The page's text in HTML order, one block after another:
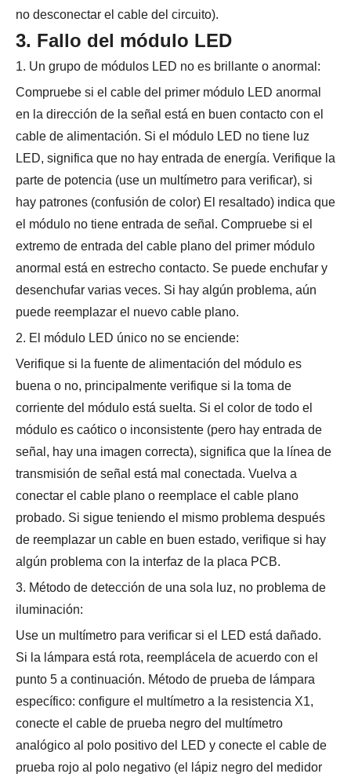
no desconectar el cable del circuito).
3. Fallo del módulo LED
1. Un grupo de módulos LED no es brillante o anormal:
Compruebe si el cable del primer módulo LED anormal
en la dirección de la señal está en buen contacto con el
cable de alimentación. Si el módulo LED no tiene luz
LED, significa que no hay entrada de energía. Verifique la
parte de potencia (use un multímetro para verificar), si
hay patrones (confusión de color) El resaltado) indica que
el módulo no tiene entrada de señal. Compruebe si el
extremo de entrada del cable plano del primer módulo
anormal está en estrecho contacto. Se puede enchufar y
desenchufar varias veces. Si hay algún problema, aún
puede reemplazar el nuevo cable plano.
2. El módulo LED único no se enciende:
Verifique si la fuente de alimentación del módulo es
buena o no, principalmente verifique si la toma de
corriente del módulo está suelta. Si el color de todo el
módulo es caótico o inconsistente (pero hay entrada de
señal, hay una imagen correcta), significa que la línea de
transmisión de señal está mal conectada. Vuelva a
conectar el cable plano o reemplace el cable plano
probado. Si sigue teniendo el mismo problema después
de reemplazar un cable en buen estado, verifique si hay
algún problema con la interfaz de la placa PCB.
3. Método de detección de una sola luz, no problema de
iluminación:
Use un multímetro para verificar si el LED está dañado.
Si la lámpara está rota, reemplácela de acuerdo con el
punto 5 a continuación. Método de prueba de lámpara
específico: configure el multímetro a la resistencia X1,
conecte el cable de prueba negro del multímetro
analógico al polo positivo del LED y conecte el cable de
prueba rojo al polo negativo (el lápiz negro del medidor